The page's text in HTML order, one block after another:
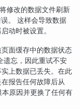
修改的数据文件刷新
。 这样会导致数据
动时被设置。
面缓存中的数据状态
遗忘，因此重试不安
上数据已丢失。在此
报告任何故障后从
原因并更换了任何有